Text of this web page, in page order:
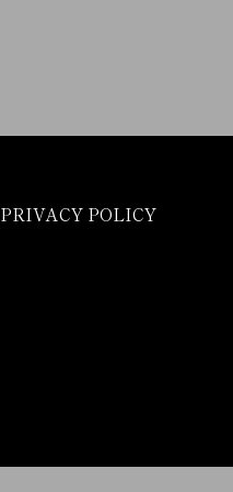
PRIVACY POLICY